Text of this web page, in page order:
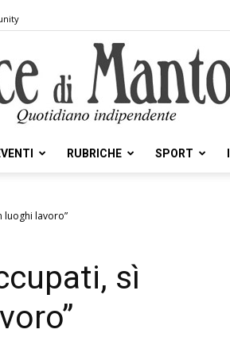
Voce
RUBRICHE SPORT
luoghi lavoro”
sì